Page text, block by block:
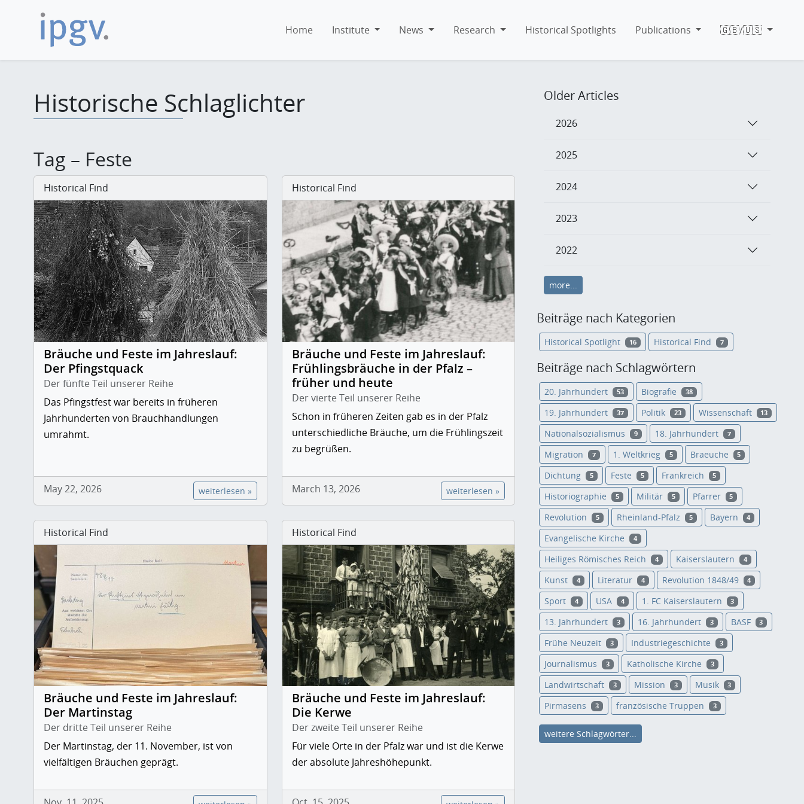
Home Institute News Research Historical Spotlights Publications 🇬🇧/🇺🇸
Historische Schlaglichter
Tag – Feste
Historical Find
Bräuche und Feste im Jahreslauf:
Der Pfingstquack
Der fünfte Teil unserer Reihe
Das Pfingstfest war bereits in früheren
Jahrhunderten von Brauchhandlungen
umrahmt.
May 22, 2026 weiterlesen »
Historical Find
Bräuche und Feste im Jahreslauf:
Frühlingsbräuche in der Pfalz –
früher und heute
Der vierte Teil unserer Reihe
Schon in früheren Zeiten gab es in der Pfalz
unterschiedliche Bräuche, um die Frühlingszeit
zu begrüßen.
March 13, 2026 weiterlesen »
Historical Find
Bräuche und Feste im Jahreslauf:
Der Martinstag
Der dritte Teil unserer Reihe
Der Martinstag, der 11. November, ist von
vielfältigen Bräuchen geprägt.
Historical Find
Bräuche und Feste im Jahreslauf:
Die Kerwe
Der zweite Teil unserer Reihe
Für viele Orte in der Pfalz war und ist die Kerwe
der absolute Jahreshöhepunkt.
Older Articles
2026
2025
2024
2023
2022
more...
Beiträge nach Kategorien
Historical Spotlight 16 Historical Find 7
Beiträge nach Schlagwörtern
20. Jahrhundert 53 Biografie 38
19. Jahrhundert 37 Politik 23 Wissenschaft 13
Nationalsozialismus 9 18. Jahrhundert 7
Migration 7 1. Weltkrieg 5 Braeuche 5
Dichtung 5 Feste 5 Frankreich 5
Historiographie 5 Militär 5 Pfarrer 5
Revolution 5 Rheinland-Pfalz 5 Bayern 4
Evangelische Kirche 4
Heiliges Römisches Reich 4 Kaiserslautern 4
Kunst 4 Literatur 4 Revolution 1848/49 4
Sport 4 USA 4 1. FC Kaiserslautern 3
13. Jahrhundert 3 16. Jahrhundert 3 BASF 3
Frühe Neuzeit 3 Industriegeschichte 3
Journalismus 3 Katholische Kirche 3
Landwirtschaft 3 Mission 3 Musik 3
Pirmasens 3 französische Truppen 3
weitere Schlagwörter...